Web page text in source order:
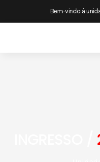
Bem-vindo à